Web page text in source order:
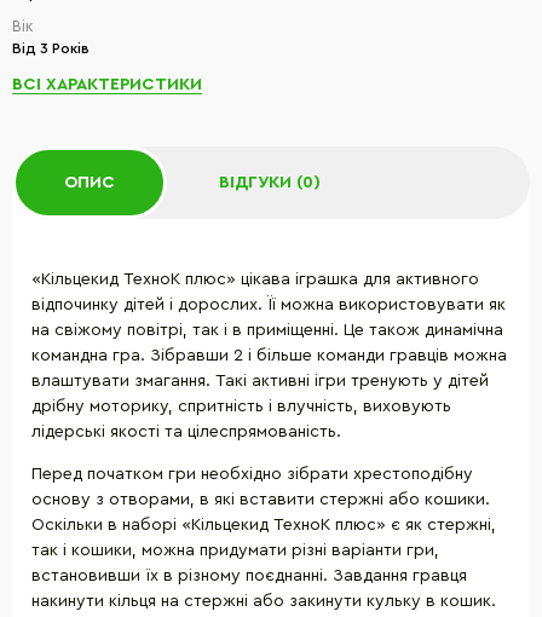
Вік
Від 3 Років
ВСІ ХАРАКТЕРИСТИКИ
ОПИС ВІДГУКИ (0)
«Кільцекид ТехноК плюс» цікава іграшка для активного
відпочинку дітей і дорослих. Її можна використовувати як
на свіжому повітрі, так і в приміщенні. Це також динамічна
командна гра. Зібравши 2 і більше команди гравців можна
влаштувати змагання. Такі активні ігри тренують у дітей
дрібну моторику, спритність і влучність, виховують
лідерські якості та цілеспрямованість.
Перед початком гри необхідно зібрати хрестоподібну
основу з отворами, в які вставити стержні або кошики.
Оскільки в наборі «Кільцекид ТехноК плюс» є як стержні,
так і кошики, можна придумати різні варіанти гри,
встановивши їх в різному поєднанні. Завдання гравця
накинути кільця на стержні або закинути кульку в кошик.